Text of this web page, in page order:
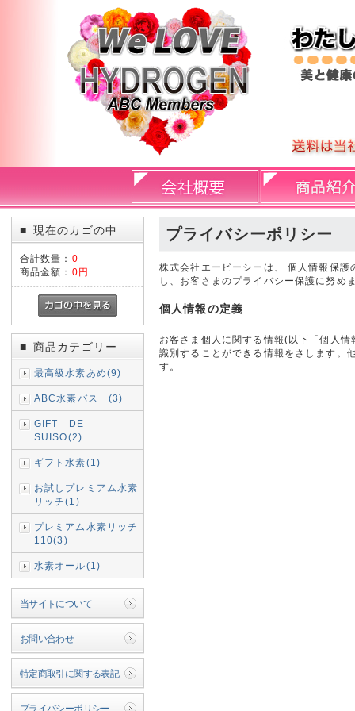
■ 現在のカゴの中
合計数量： 0
商品金額： 0円
■ 商品カテゴリー
最高級水素あめ(9)
ABC水素バス (3)
GIFT DE
SUISO(2)
ギフト水素(1)
お試しプレミアム水素
リッチ(1)
プレミアム水素リッチ
110(3)
水素オール(1)
当サイトについて
お問い合わせ
特定商取引に関する表記
プライバシーポリシー
プライバシーポリシー
株式会社エービーシーは、 個人情報保
し、お客さまのプライバシー保護に努め
個人情報の定義
お客さま個人に関する情報(以下「個人
識別することができる情報をさします。
す。